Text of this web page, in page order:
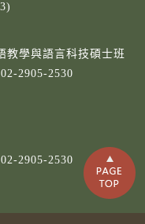
教學與語言科技碩士班
2905-2530
2905-2530